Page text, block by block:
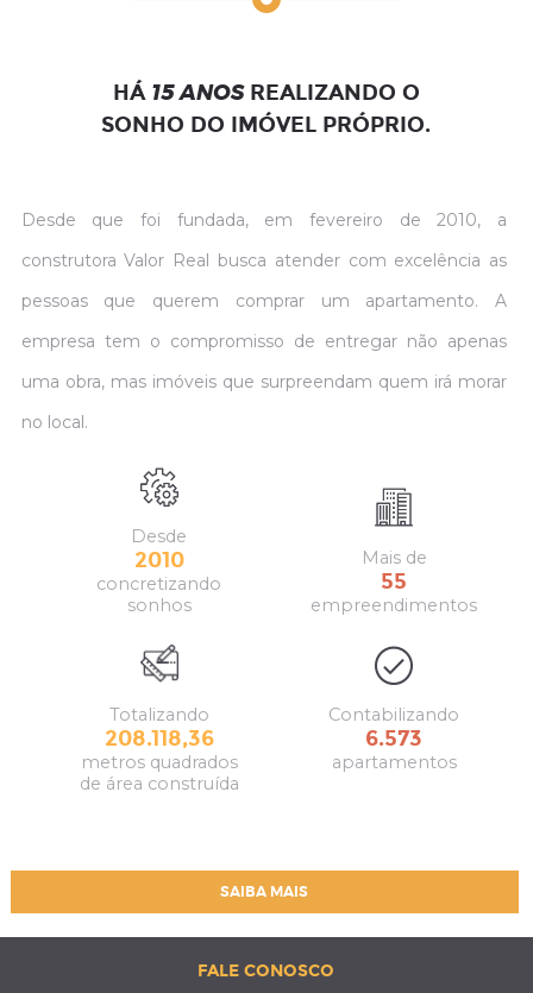
Araucária
Rua das Flores - 101, Campina da Barra -
Vaga
1
LANÇAMENTOS E FUTUROS
LANÇAMENTOS
Rua
HÁ 15 ANOSREALIZANDO O
SONHO DO IMÓVEL PRÓPRIO.
Desde que foi fundada, em fevereiro de 2010, a
construtora Valor Real busca atender com excelência as
pessoas que querem comprar um apartamento. A
empresa tem o compromisso de entregar não apenas
uma obra, mas imóveis que surpreendam quem irá morar
no local.
Desde
2010
concretizando
sonhos
Mais de
55
empreendimentos
Totalizando
208.118,36
metros quadrados
de área construída
Contabilizando
6.573
apartamentos
SAIBA MAIS
FALE CONOSCO